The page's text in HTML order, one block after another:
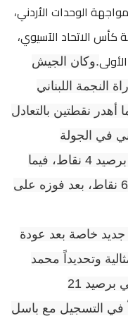
الوحدات الأردني،
كأس الاتحاد الآسيوي،
.وكان الجيش
النجمة اللبناني
أهدر نقطتين بالتعادل
في الجولة
ويحتل الجيش المركز الثاني برصيد 4 نقاط، فيما
يتصدر الوحدات المجموعة الأولى بـ6 نقاط، بعد فوزه على
جديد خاصة بعد عودة
وتحديداً محمد
الواكد متصدر هدافي الدوري المحلي برصيد 21
في التسجيل مع باسل